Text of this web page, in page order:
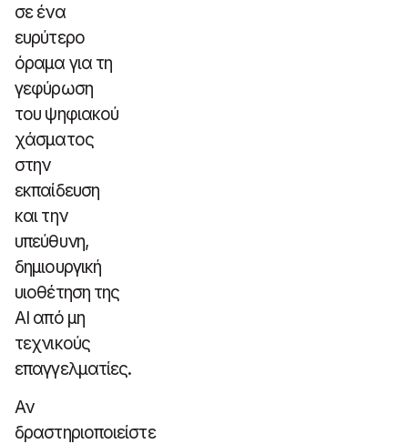
σε ένα
ευρύτερο
όραμα για τη
γεφύρωση
του ψηφιακού
χάσματος
στην
εκπαίδευση
και την
υπεύθυνη,
δημιουργική
υιοθέτηση της
AI από μη
τεχνικούς
επαγγελματίες.
Αν
δραστηριοποιείστε